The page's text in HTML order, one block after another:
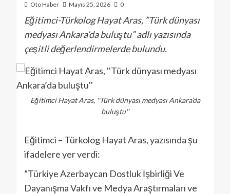
Oto Haber Mayıs 25, 2026 0
Eğitimci-Türkolog Hayat Aras, ”Türk dünyası
medyası Ankara’da buluştu” adlı yazısında
çeşitli değerlendirmelerde bulundu.
Eğitimci Hayat Aras, ''Türk dünyası medyası Ankara’da
buluştu''
Eğitimci – Türkolog Hayat Aras, yazısında şu
ifadelere yer verdi:
”Türkiye Azerbaycan Dostluk İşbirliği Ve
Dayanışma Vakfı ve Medya Araştırmaları ve